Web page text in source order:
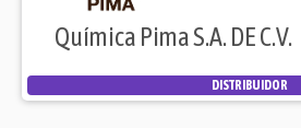
Química Pima S.A. DE C.V.
DISTRIBUIDOR